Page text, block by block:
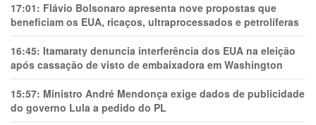
17:01: Flávio Bolsonaro apresenta nove propostas que
beneficiam os EUA, ricaços, ultraprocessados e petrolíferas
16:45: Itamaraty denuncia interferência dos EUA na eleição
após cassação de visto de embaixadora em Washington
15:57: Ministro André Mendonça exige dados de publicidade
do governo Lula a pedido do PL